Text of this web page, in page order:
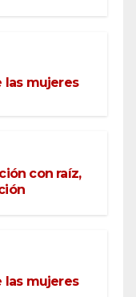
las mujeres
con raíz,
las mujeres